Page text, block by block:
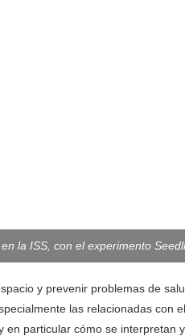
la ISS, con el experimento
y prevenir problemas de
las relacionadas con
particular cómo se interpretan